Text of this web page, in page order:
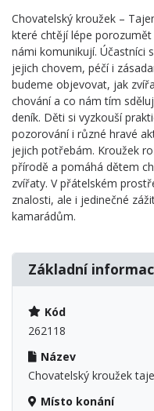
Chovatelský kroužek –
které chtějí lépe
námi komunikují. Účastníci
jejich chovem, péčí i
budeme objevovat, jak
chování a co nám tím
deník. Děti si vyzkouší
pozorování i různé hravé
jejich potřebám. Kroužek
přírodě a pomáhá dětem
zvířaty. V přátelském
znalosti, ale i jedinečné
kamarádům.
Základní
Kód
262118
Název
Chovatelský kroužek
Místo konání